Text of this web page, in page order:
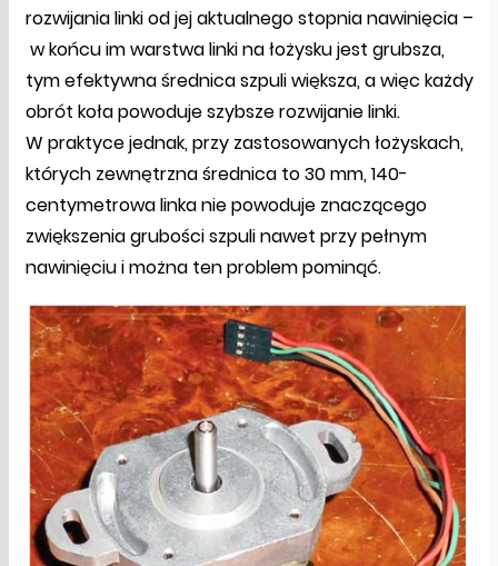
rozwijania linki od jej aktualnego stopnia nawinięcia –
w końcu im warstwa linki na łożysku jest grubsza,
tym efektywna średnica szpuli większa, a więc każdy
obrót koła powoduje szybsze rozwijanie linki.
W praktyce jednak, przy zastosowanych łożyskach,
których zewnętrzna średnica to 30 mm, 140-
centymetrowa linka nie powoduje znaczącego
zwiększenia grubości szpuli nawet przy pełnym
nawinięciu i można ten problem pominąć.